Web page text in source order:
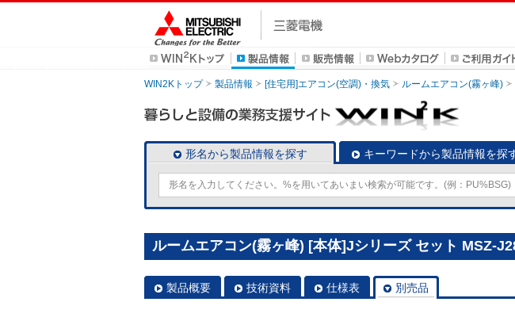
WIN2Kトップ 製品情報 [住宅用]エアコン(空調)・換気 ルームエアコン(霧ヶ峰)
形名から製品情報を探す キーワードから製品情報を探
ルームエアコン(霧ヶ峰) [本体]Jシリーズ セット MSZ-
製品概要 技術資料 仕様表 別売品